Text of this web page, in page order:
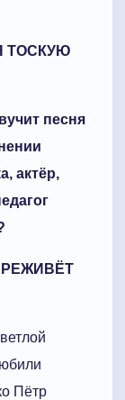
ТОСКУЮ
песня
актёр,
Пётр